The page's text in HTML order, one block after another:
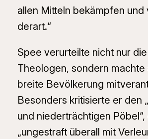
allen Mitteln bekämpfen und
derart.“
Spee verurteilte nicht nur
Theologen, sondern machte
breite Bevölkerung
Besonders kritisierte er den
und niederträchtigen Pöbel“,
„ungestraft überall mit